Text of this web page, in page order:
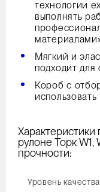
технологии
выполнять
Мягкий и
подходит для
Короб с
Характеристики
рулоне Торк
прочности:
Уровень качества